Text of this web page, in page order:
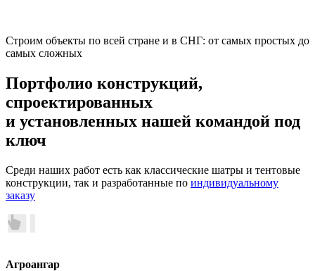
Строим объекты по всей стране и в СНГ: от самых простых до
самых сложных
Портфолио конструкций,
спроектированных
и установленных нашей командой под
ключ
Среди наших работ есть как классические шатры и тентовые
конструкции, так и разработанные по индивидуальному
заказу
Агроангар